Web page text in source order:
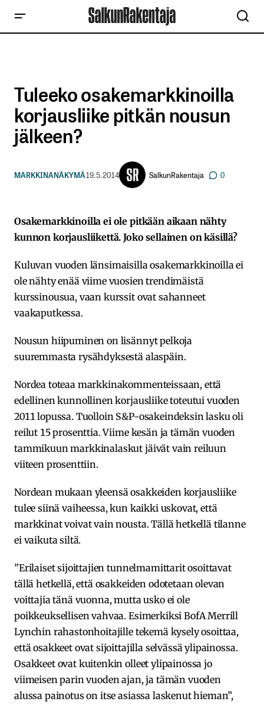
Tuleeko osakemarkkinoilla
korjausliike pitkän nousun
jälkeen?
MARKKINANÄKYMÄ19.5.2014 SalkunRakentaja 0
Osakemarkkinoilla ei ole pitkään aikaan nähty
kunnon korjausliikettä. Joko sellainen on käsillä?
Kuluvan vuoden länsimaisilla osakemarkkinoilla ei
ole nähty enää viime vuosien trendimäistä
kurssinousua, vaan kurssit ovat sahanneet
vaakaputkessa.
Nousun hiipuminen on lisännyt pelkoja
suuremmasta rysähdyksestä alaspäin.
Nordea toteaa markkinakommenteissaan, että
edellinen kunnollinen korjausliike toteutui vuoden
2011 lopussa. Tuolloin S&P-osakeindeksin lasku oli
reilut 15 prosenttia. Viime kesän ja tämän vuoden
tammikuun markkinalaskut jäivät vain reiluun
viiteen prosenttiin.
Nordean mukaan yleensä osakkeiden korjausliike
tulee siinä vaiheessa, kun kaikki uskovat, että
markkinat voivat vain nousta. Tällä hetkellä tilanne
ei vaikuta siltä.
”Erilaiset sijoittajien tunnelmamittarit osoittavat
tällä hetkellä, että osakkeiden odotetaan olevan
voittajia tänä vuonna, mutta usko ei ole
poikkeuksellisen vahvaa. Esimerkiksi BofA Merrill
Lynchin rahastonhoitajille tekemä kysely osoittaa,
että osakkeet ovat sijoittajilla selvässä ylipainossa.
Osakkeet ovat kuitenkin olleet ylipainossa jo
viimeisen parin vuoden ajan, ja tämän vuoden
alussa painotus on itse asiassa laskenut hieman”,